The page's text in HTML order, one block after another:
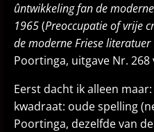
ûntwikkeling fan de
1965(Preoccupatie of vrije
de moderne Friese
Poortinga, uitgave Nr. 268
Eerst dacht ik alleen
kwadraat: oude spelling
Poortinga, dezelfde van